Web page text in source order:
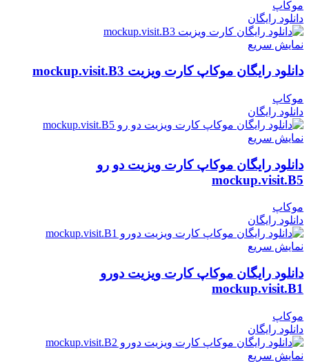
موکاپ
دانلود رایگان
نمایش سریع
دانلود رایگان موکاپ کارت ویزیت mockup.visit.B3
موکاپ
دانلود رایگان
نمایش سریع
دانلود رایگان موکاپ کارت ویزیت دو رو
mockup.visit.B5
موکاپ
دانلود رایگان
نمایش سریع
دانلود رایگان موکاپ کارت ویزیت دورو
mockup.visit.B1
موکاپ
دانلود رایگان
نمایش سریع